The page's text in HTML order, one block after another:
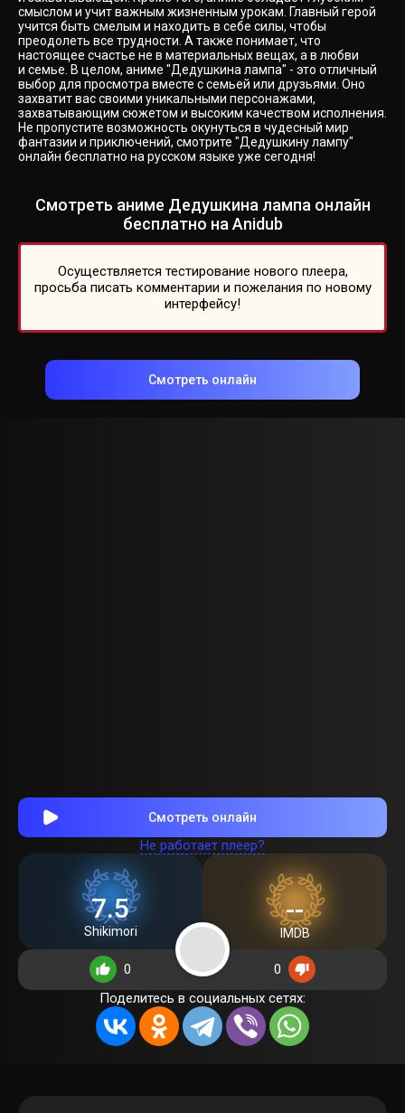
смыслом и учит важным жизненным урокам. Главный герой
учится быть смелым и находить в себе силы, чтобы
преодолеть все трудности. А также понимает, что
настоящее счастье не в материальных вещах, а в любви
и семье. В целом, аниме "Дедушкина лампа" - это отличный
выбор для просмотра вместе с семьей или друзьями. Оно
захватит вас своими уникальными персонажами,
захватывающим сюжетом и высоким качеством исполнения.
Не пропустите возможность окунуться в чудесный мир
фантазии и приключений, смотрите "Дедушкину лампу"
онлайн бесплатно на русском языке уже сегодня!
Смотреть аниме Дедушкина лампа онлайн
бесплатно на Anidub
Осуществляется тестирование нового плеера,
просьба писать комментарии и пожелания по новому
интерфейсу!
Смотреть онлайн
Смотреть онлайн
Не работает плеер?
7.5
Shikimori
--
IMDB
0
0
Поделитесь в социальных сетях: